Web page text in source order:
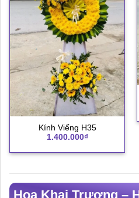
Kính Viếng H35
1.400.000₫
Hoa Khai Trương –